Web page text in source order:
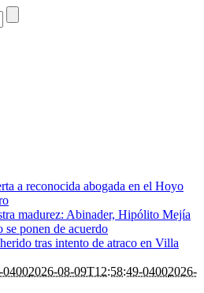
a reconocida abogada en el Hoyo
madurez: Abinader, Hipólito Mejía
ponen de acuerdo
tras intento de atraco en Villa
04002026-08-09T12:58:49-04002026-